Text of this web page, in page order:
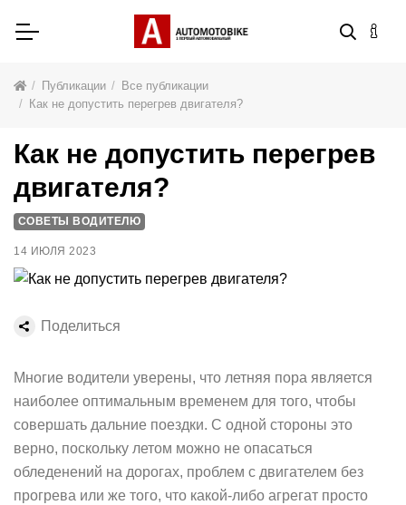
Публикации
Все публикации
Как не допустить перегрев двигателя?
Многие водители уверены, что летняя пора является
наиболее оптимальным временем для того, чтобы
совершать дальние поездки. С одной стороны это
верно, поскольку летом можно не опасаться
обледенений на дорогах, проблем с двигателем без
прогрева или же того, что какой-либо агрегат просто
Как не допустить перегрев
двигателя?
СОВЕТЫ ВОДИТЕЛЮ
14 ИЮЛЯ 2023
Поделиться